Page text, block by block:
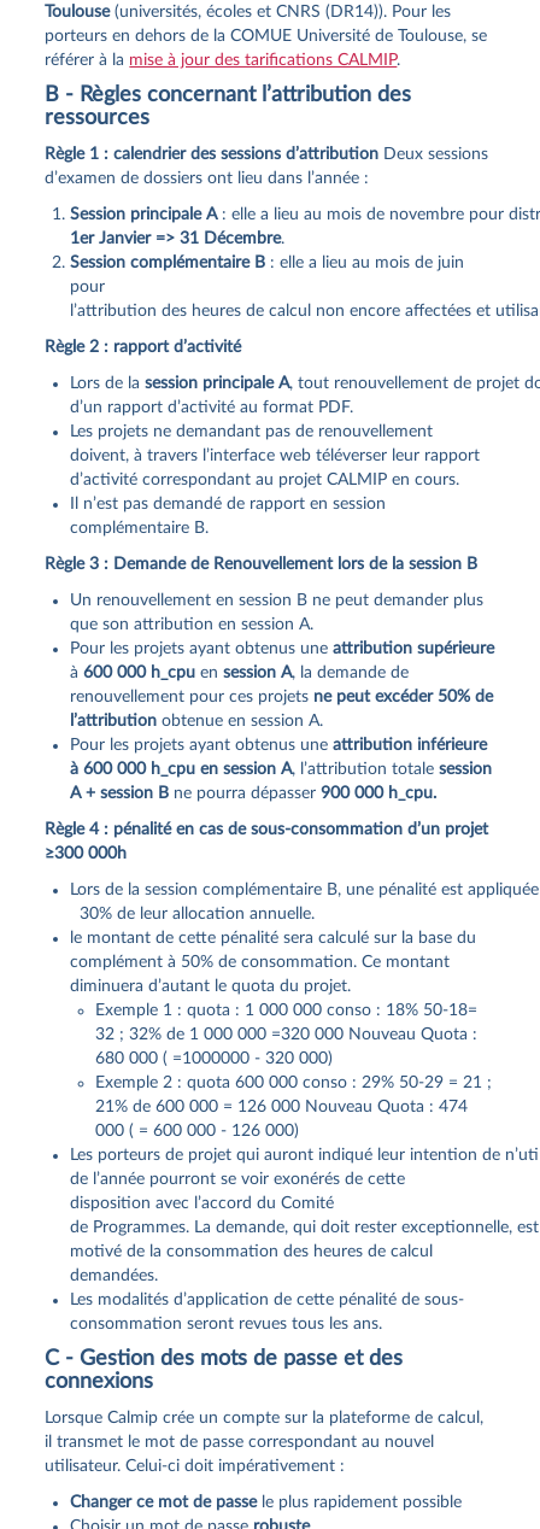
Toulouse(universités, écoles et CNRS (DR14)). Pour les
porteurs en dehors de la COMUE Université de Toulouse, se
référer à la mise à jour des tarifications CALMIP.
B - Règles concernant l’attribution des
ressources
Règle 1 : calendrier des sessions d’attribution Deux sessions
d’examen de dossiers ont lieu dans l’année :
Session principale A : elle a lieu au mois de novembre pour
1er Janvier => 31 Décembre.
Session complémentaire B : elle a lieu au mois de juin
pour
l’attribution des heures de calcul non encore affectées et
Règle 2 : rapport d’activité
Lors de lasession principale A, tout renouvellement de projet
d’un rapport d’activité au format PDF.
Les projets ne demandant pas de renouvellement
doivent, à travers l’interface web téléverser leur rapport
d’activité correspondant au projet CALMIP en cours.
Il n’est pas demandé de rapport en session
complémentaire B.
Règle 3 : Demande de Renouvellement lors de la session B
Un renouvellement en session B ne peut demander plus
que son attribution en session A.
Pour les projets ayant obtenus uneattribution supérieure
à600 000 h_cpu ensession A, la demande de
renouvellement pour ces projets ne peut excéder 50% de
l’attribution obtenue en session A.
Pour les projets ayant obtenus uneattribution inférieure
à 600 000 h_cpu en session A, l’attribution totalesession
A + session B ne pourra dépasser 900 000 h_cpu.
Règle 4 : pénalité en cas de sous‐consommation d’un projet
≥300 000h
Lors de la session complémentaire B, une pénalité est
30% de leur allocation annuelle.
le montant de cette pénalité sera calculé sur la base du
complément à 50% de consommation. Ce montant
diminuera d’autant le quota du projet.
Exemple 1 : quota : 1 000 000 conso : 18% 50-18=
32 ; 32% de 1 000 000 =320 000 Nouveau Quota :
680 000 ( =1000000 - 320 000)
Exemple 2 : quota 600 000 conso : 29% 50-29 = 21 ;
21% de 600 000 = 126 000 Nouveau Quota : 474
000 ( = 600 000 - 126 000)
Les porteurs de projet qui auront indiqué leur intention de
de l’année pourront se voir exonérés de cette
disposition avec l’accord du Comité
de Programmes. La demande, qui doit rester exceptionnelle,
motivé de la consommation des heures de calcul
demandées.
Les modalités d’application de cette pénalité de sous‐
consommation seront revues tous les ans.
C - Gestion des mots de passe et des
connexions
Lorsque Calmip crée un compte sur la plateforme de calcul,
il transmet le mot de passe correspondant au nouvel
utilisateur. Celui-ci doit impérativement :
Changer ce mot de passele plus rapidement possible